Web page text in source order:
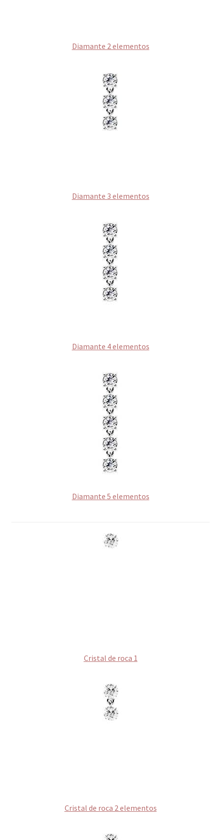
Diamante 2 elementos
Diamante 3 elementos
Diamante 4 elementos
Diamante 5 elementos
Cristal de roca 1
Cristal de roca 2 elementos